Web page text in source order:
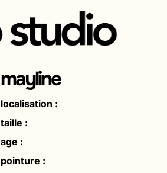
mayline
localisation :
taille :
age :
pointure :